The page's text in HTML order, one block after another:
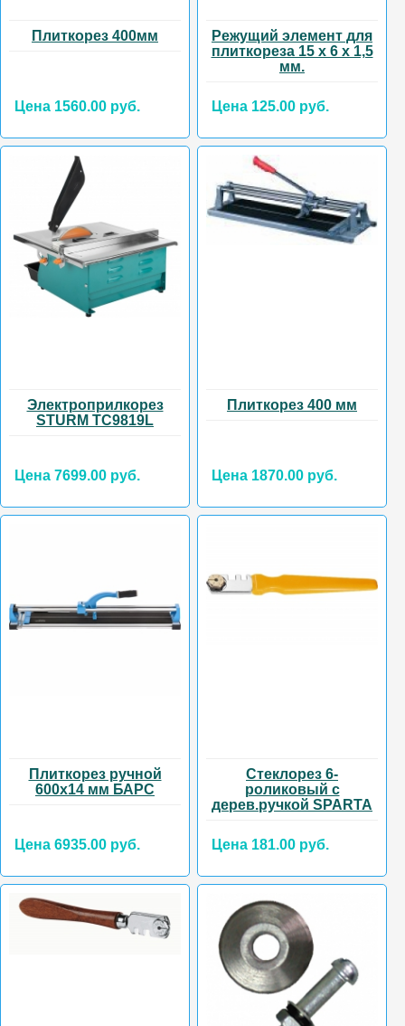
Плиткорез 400мм
Цена 1560.00 руб.
Режущий элемент для
плиткореза 15 х 6 х 1,5
мм.
Цена 125.00 руб.
Электроприлкорез
STURM TC9819L
Цена 7699.00 руб.
Плиткорез 400 мм
Цена 1870.00 руб.
Плиткорез ручной
600х14 мм БАРС
Цена 6935.00 руб.
Стеклорез 6-
роликовый с
дерев.ручкой SPARTA
Цена 181.00 руб.